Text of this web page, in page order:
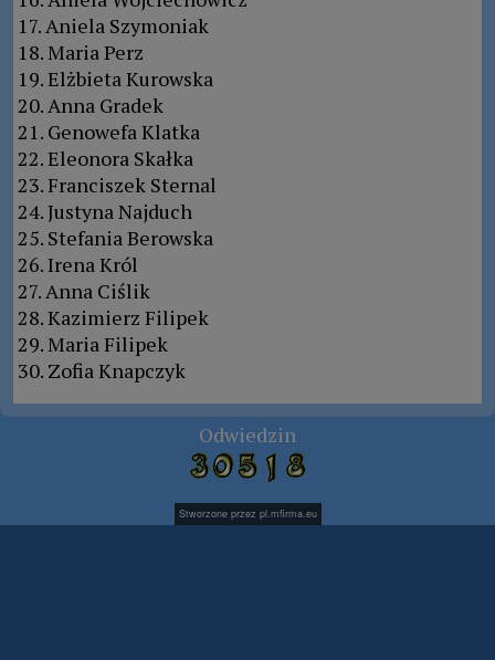
17. Aniela Szymoniak
18. Maria Perz
19. Elżbieta Kurowska
20. Anna Gradek
21. Genowefa Klatka
22. Eleonora Skałka
23. Franciszek Sternal
24. Justyna Najduch
25. Stefania Berowska
26. Irena Król
27. Anna Ciślik
28. Kazimierz Filipek
29. Maria Filipek
30. Zofia Knapczyk
Odwiedzin
Stworzone przez pl.mfirma.eu